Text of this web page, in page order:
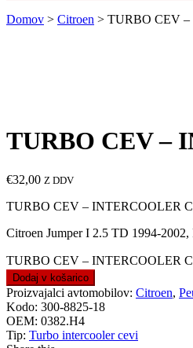
Domov > Citroen > TURBO CEV –
TURBO CEV –
€32,00 Z DDV
TURBO CEV – INTERCOOLER
Citroen Jumper I 2.5 TD 1994-
TURBO CEV – INTERCOOLER
Dodaj v košarico
Proizvajalci avtomobilov: Citroen,
Kodo: 300-8825-18
OEM: 0382.H4
Tip: Turbo intercooler cevi